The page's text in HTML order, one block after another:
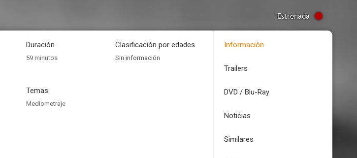
Estrenada
Duración
59 minutos
Clasificación por edades
Sin información
Temas
Mediometraje
Información
Trailers
DVD / Blu-Ray
Noticias
Similares